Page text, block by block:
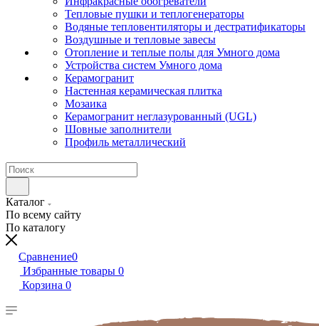
Тепловые пушки и теплогенераторы
Водяные тепловентиляторы и дестратификаторы
Воздушные и тепловые завесы
Отопление и теплые полы для Умного дома
Устройства систем Умного дома
Керамогранит
Настенная керамическая плитка
Мозаика
Керамогранит неглазурованный (UGL)
Шовные заполнители
Профиль металлический
Каталог
По всему сайту
По каталогу
Сравнение0
Избранные товары 0
Корзина 0